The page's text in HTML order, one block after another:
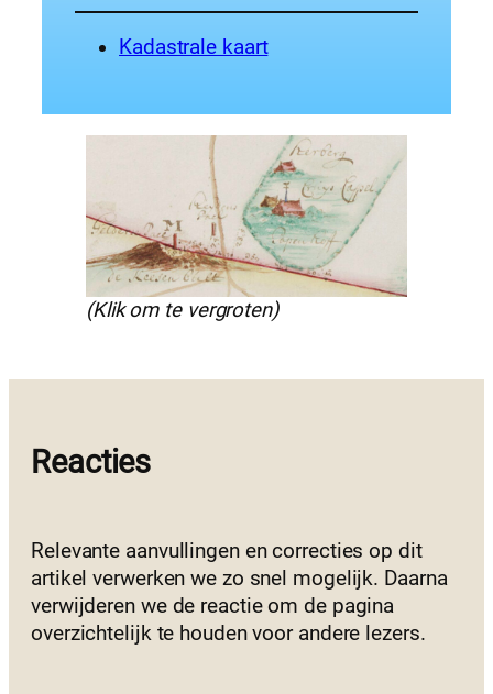
Kadastrale kaart
(Klik om te vergroten)
Reacties
Relevante aanvullingen en correcties op dit
artikel verwerken we zo snel mogelijk. Daarna
verwijderen we de reactie om de pagina
overzichtelijk te houden voor andere lezers.